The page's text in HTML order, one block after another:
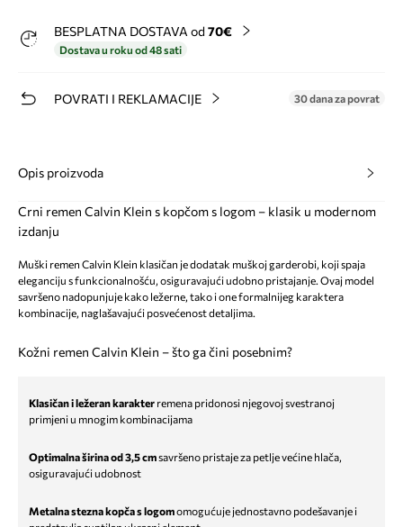
BESPLATNA DOSTAVA od 70€
Dostava u roku od 48 sati
POVRATI I REKLAMACIJE 30 dana za povrat
Opis proizvoda
Crni remen Calvin Klein s kopčom s logom – klasik u modernom
izdanju
Muški remen Calvin Klein klasičan je dodatak muškoj garderobi, koji spaja
eleganciju s funkcionalnošću, osiguravajući udobno pristajanje. Ovaj model
savršeno nadopunjuje kako ležerne, tako i one formalnijeg karaktera
kombinacije, naglašavajući posvećenost detaljima.
Kožni remen Calvin Klein – što ga čini posebnim?
Klasičan i ležeran karakter remena pridonosi njegovoj svestranoj
primjeni u mnogim kombinacijama
Optimalna širina od 3,5 cmsavršeno pristaje za petlje većine hlača,
osiguravajući udobnost
Metalna stezna kopča s logomomogućuje jednostavno podešavanje i